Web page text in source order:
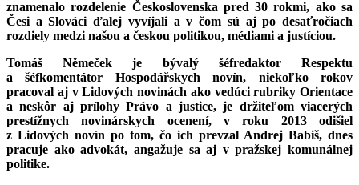
znamenalo rozdelenie Československa pred 30 rokmi, ako sa
Česi a Slováci ďalej vyvíjali a v čom sú aj po desaťročiach
rozdiely medzi našou a českou politikou, médiami a justíciou.
Tomáš Němeček je bývalý šéfredaktor Respektu
a šéfkomentátor Hospodářskych novín, niekoľko rokov
pracoval aj v Lidových novinách ako vedúci rubriky Orientace
a neskôr aj prílohy Právo a justice, je držiteľom viacerých
prestížnych novinárskych ocenení, v roku 2013 odišiel
z Lidových novín po tom, čo ich prevzal Andrej Babiš, dnes
pracuje ako advokát, angažuje sa aj v pražskej komunálnej
politike.